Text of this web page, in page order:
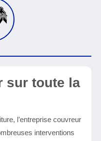
sur toute la
l’entreprise couvreur
interventions